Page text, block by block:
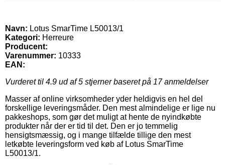
Navn: Lotus SmarTime L50013/1
Kategori: Herreure
Producent:
Varenummer: 10333
EAN:
Vurderet til 4.9 ud af 5 stjerner baseret på 17anmeldelser
Masser af online virksomheder yder heldigvis en hel del
forskellige leveringsmåder. Den mest almindelige er lige nu
pakkeshops, som gør det muligt at hente de nyindkøbte
produkter når der er tid til det. Den er jo temmelig
hensigtsmæssig, og i mange tilfælde tillige den mest
letkøbte leveringsform ved køb af Lotus SmarTime
L50013/1.